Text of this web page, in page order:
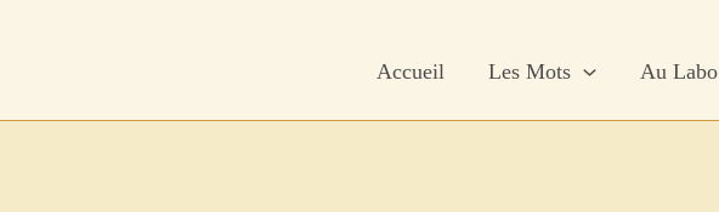
Accueil Les Mots Au Labo